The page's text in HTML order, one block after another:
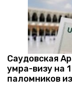
Саудовская
умра-визу на
паломников